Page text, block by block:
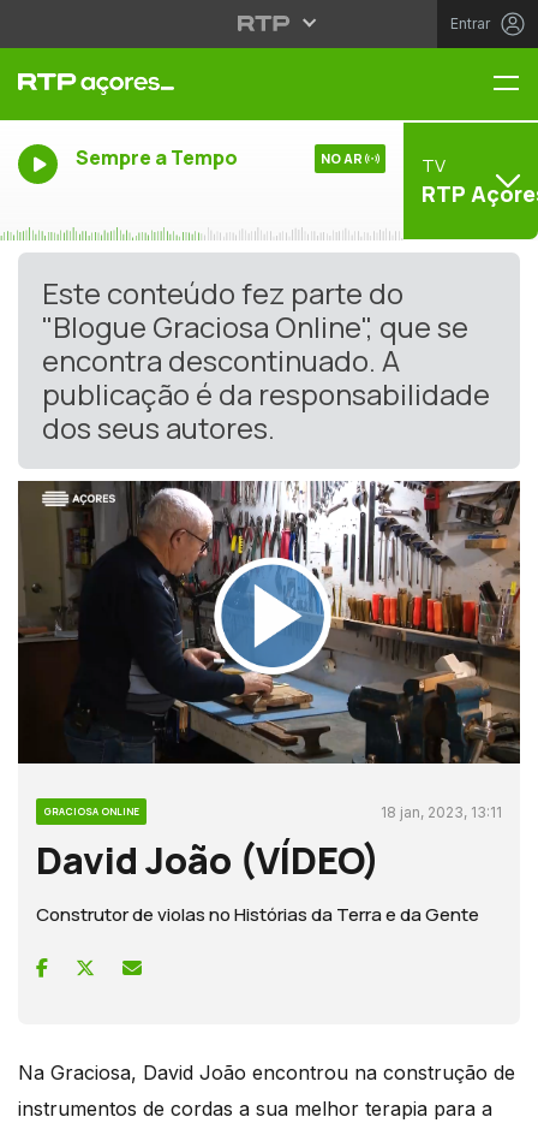
Entrar
Sempre a Tempo NO AR TV
RTP
Este conteúdo fez parte do
"Blogue Graciosa Online", que se
encontra descontinuado. A
publicação é da responsabilidade
dos seus autores.
GRACIOSA ONLINE 18 jan, 2023, 13:11
David João (VÍDEO)
Construtor de violas no Histórias da Terra e da Gente
Na Graciosa, David João encontrou na construção de
instrumentos de cordas a sua melhor terapia para a